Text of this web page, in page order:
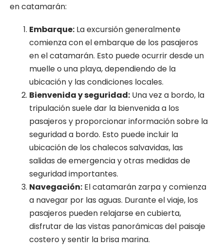
en catamarán:
Embarque: La excursión generalmente
comienza con el embarque de los pasajeros
en el catamarán. Esto puede ocurrir desde un
muelle o una playa, dependiendo de la
ubicación y las condiciones locales.
Bienvenida y seguridad: Una vez a bordo, la
tripulación suele dar la bienvenida a los
pasajeros y proporcionar información sobre la
seguridad a bordo. Esto puede incluir la
ubicación de los chalecos salvavidas, las
salidas de emergencia y otras medidas de
seguridad importantes.
Navegación: El catamarán zarpa y comienza
a navegar por las aguas. Durante el viaje, los
pasajeros pueden relajarse en cubierta,
disfrutar de las vistas panorámicas del paisaje
costero y sentir la brisa marina.